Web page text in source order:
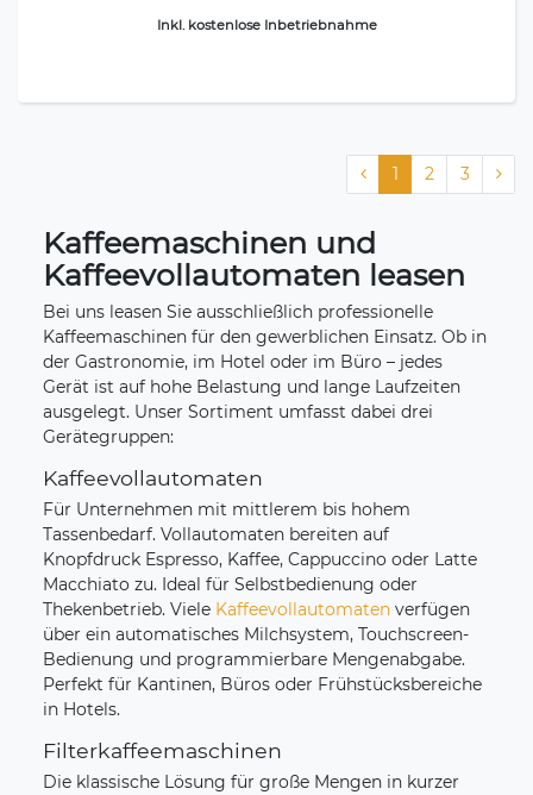
Inkl. kostenlose Inbetriebnahme
1 2 3
Kaffeemaschinen und
Kaffeevollautomaten leasen
Bei uns leasen Sie ausschließlich professionelle
Kaffeemaschinen für den gewerblichen Einsatz. Ob in
der Gastronomie, im Hotel oder im Büro – jedes
Gerät ist auf hohe Belastung und lange Laufzeiten
ausgelegt. Unser Sortiment umfasst dabei drei
Gerätegruppen:
Kaffeevollautomaten
Für Unternehmen mit mittlerem bis hohem
Tassenbedarf. Vollautomaten bereiten auf
Knopfdruck Espresso, Kaffee, Cappuccino oder Latte
Macchiato zu. Ideal für Selbstbedienung oder
Thekenbetrieb. Viele Kaffeevollautomaten verfügen
über ein automatisches Milchsystem, Touchscreen-
Bedienung und programmierbare Mengenabgabe.
Perfekt für Kantinen, Büros oder Frühstücksbereiche
in Hotels.
Filterkaffeemaschinen
Die klassische Lösung für große Mengen in kurzer